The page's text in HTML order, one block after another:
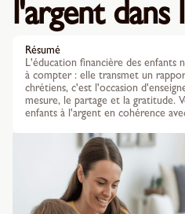
l'argent dans
Résumé
L'éducation financière des enfants
à compter : elle transmet un
chrétiens, c'est l'occasion
mesure, le partage et la gratitude.
enfants à l'argent en cohérence